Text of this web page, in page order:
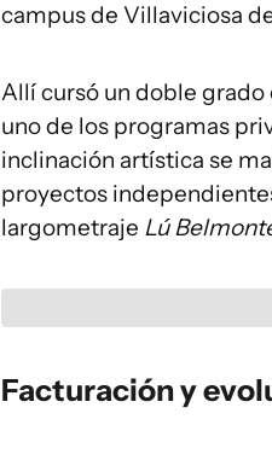
campus de Villaviciosa
Allí cursó un doble
uno de los programas
inclinación artística se
proyectos
largometraje Lú
Facturación y